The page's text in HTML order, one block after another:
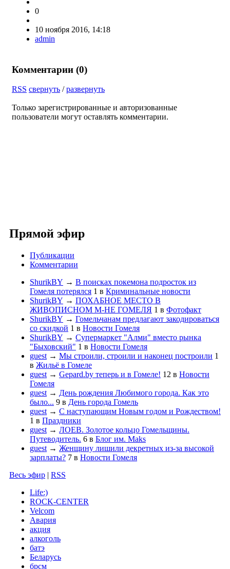
0
10 ноября 2016, 14:18
admin
Комментарии (0)
RSS свернуть /развернуть
Только зарегистрированные и авторизованные
пользователи могут оставлять комментарии.
Прямой эфир
Публикации
Комментарии
ShurikBY → В поисках покемона подросток из
Гомеля потерялся 1 в Криминальные новости
ShurikBY → ПОХАБНОЕ МЕСТО В
ЖИВОПИСНОМ М-НЕ ГОМЕЛЯ 1 в Фотофакт
ShurikBY → Гомельчанам предлагают закодироваться
со скидкой 1 в Новости Гомеля
ShurikBY → Супермаркет "Алми" вместо рынка
"Быховский" 1 в Новости Гомеля
guest → Мы строили, строили и наконец построили 1
в Жильё в Гомеле
guest → Gepard.by теперь и в Гомеле! 12 в Новости
Гомеля
guest → День рождения Любимого города. Как это
было... 9 в День города Гомель
guest → С наступающим Новым годом и Рождеством!
1 в Праздники
guest → ЛОЕВ. Золотое кольцо Гомельщины.
Путеводитель. 6 в Блог им. Maks
guest → Женщину лишили декретных из-за высокой
зарплаты? 7 в Новости Гомеля
Весь эфир | RSS
Life:)
ROCK-CENTER
Velcom
Авария
акция
алкоголь
батэ
Беларусь
брсм